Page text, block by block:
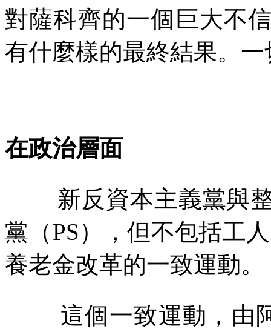
對薩科齊的一個巨大不
有什麼樣的最終結果。
在政治層面
新反資本主義黨與
黨（PS），但不包括工
養老金改革的一致運動。
這個一致運動，由